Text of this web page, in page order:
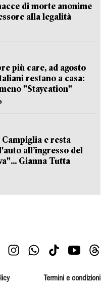
di morte anonime
alla legalità
più care, ad agosto
restano a casa:
"Staycation"
e resta
all’ingresso del
Gianna Tutta
Termini e condizioni